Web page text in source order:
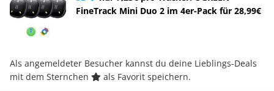
FineTrack Mini Duo 2 im 4er-Pack für 28,99€
Als angemeldeter Besucher kannst du deine Lieblings-Deals
mit dem Sternchen
als Favorit speichern.